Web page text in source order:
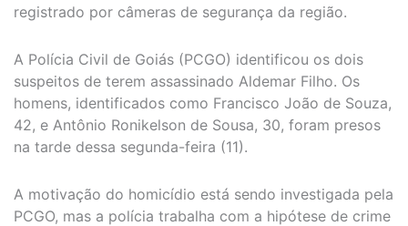
registrado por câmeras de segurança da região.
A Polícia Civil de Goiás (PCGO) identificou os dois
suspeitos de terem assassinado Aldemar Filho. Os
homens, identificados como Francisco João de Souza,
42, e Antônio Ronikelson de Sousa, 30, foram presos
na tarde dessa segunda-feira (11).
A motivação do homicídio está sendo investigada pela
PCGO, mas a polícia trabalha com a hipótese de crime